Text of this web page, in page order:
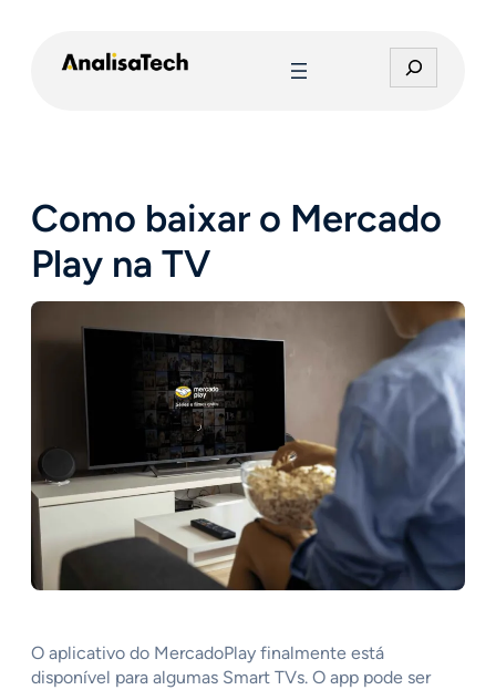
e
a
Como baixar o Mercado
Play na TV
O aplicativo do MercadoPlay finalmente está
disponível para algumas Smart TVs. O app pode ser